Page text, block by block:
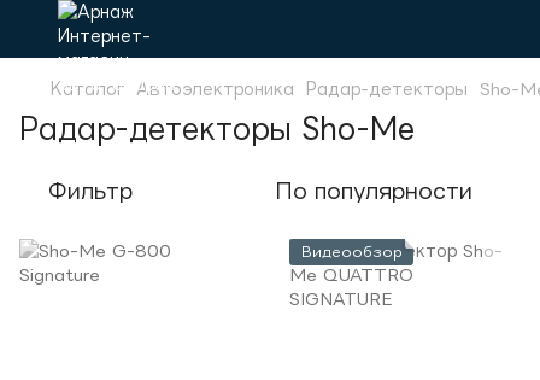
Каталог Автоэлектроника Радар-детекторы Sho-
Радар-детекторы Sho-Me
Фильтр По популярности
Видеообзор